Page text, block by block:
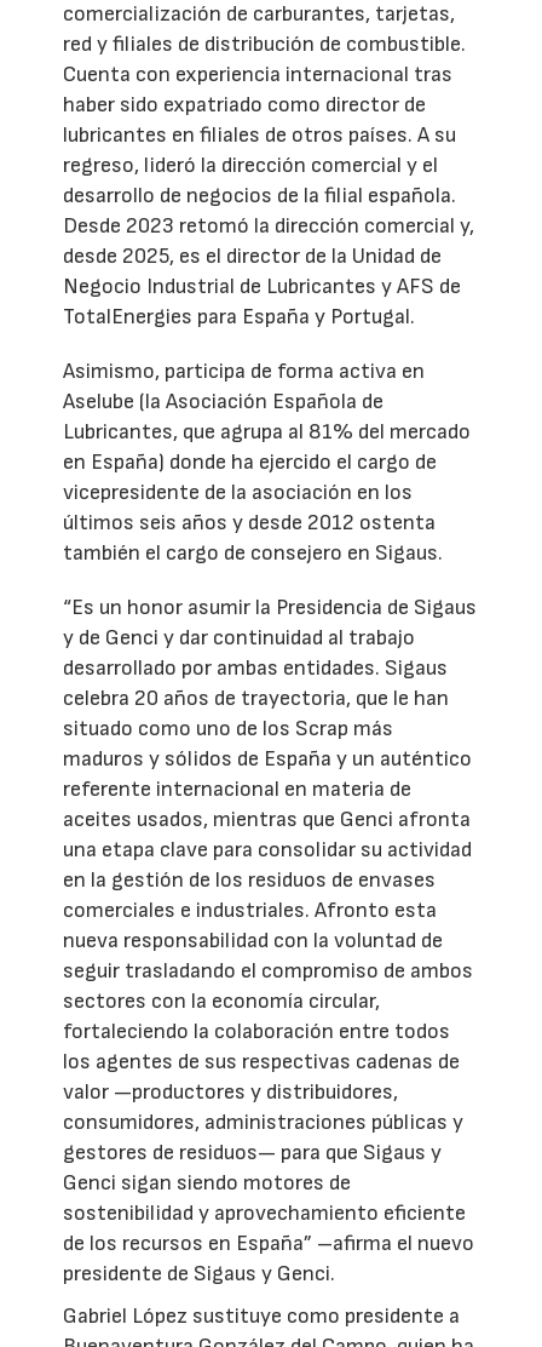
comercialización de carburantes, tarjetas,
red y filiales de distribución de combustible.
Cuenta con experiencia internacional tras
haber sido expatriado como director de
lubricantes en filiales de otros países. A su
regreso, lideró la dirección comercial y el
desarrollo de negocios de la filial española.
Desde 2023 retomó la dirección comercial y,
desde 2025, es el director de la Unidad de
Negocio Industrial de Lubricantes y AFS de
TotalEnergies para España y Portugal.
Asimismo, participa de forma activa en
Aselube (la Asociación Española de
Lubricantes, que agrupa al 81% del mercado
en España) donde ha ejercido el cargo de
vicepresidente de la asociación en los
últimos seis años y desde 2012 ostenta
también el cargo de consejero en Sigaus.
“Es un honor asumir la Presidencia de Sigaus
y de Genci y dar continuidad al trabajo
desarrollado por ambas entidades. Sigaus
celebra 20 años de trayectoria, que le han
situado como uno de los Scrap más
maduros y sólidos de España y un auténtico
referente internacional en materia de
aceites usados, mientras que Genci afronta
una etapa clave para consolidar su actividad
en la gestión de los residuos de envases
comerciales e industriales. Afronto esta
nueva responsabilidad con la voluntad de
seguir trasladando el compromiso de ambos
sectores con la economía circular,
fortaleciendo la colaboración entre todos
los agentes de sus respectivas cadenas de
valor —productores y distribuidores,
consumidores, administraciones públicas y
gestores de residuos— para que Sigaus y
Genci sigan siendo motores de
sostenibilidad y aprovechamiento eficiente
de los recursos en España” –afirma el nuevo
presidente de Sigaus y Genci.
Gabriel López sustituye como presidente a